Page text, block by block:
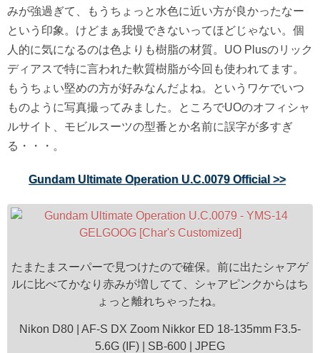
みが強過ぎて、もうちょっと水色に近い方が良かったなー
という印象。けどまぁ我慢できないってほどじゃない。個
人的に気になるのは色よりも樹脂の材質。UO Plusのリック
ディアスで特に言われた軟質樹脂が今回も使われてます。
もうちょい堅めの方が好みなんだよね。というワケでいつ
ものように写真撮ってみました。ところでUOのオフィシャ
ルサイト、モビルスーツの型番とか名前に誤字が多すぎ
る・・・。
Gundam Ultimate Operation U.C.0079 Official >>
たまたまスーパーで見つけたので確保。前に出たシャアゲ
ルに比べてかなり赤みが増してて、シャアピンクからはち
ょっと離れちゃったね。
Nikon D80 | AF-S DX Zoom Nikkor ED 18-135mm F3.5-
5.6G (IF) | SB-600 | JPEG